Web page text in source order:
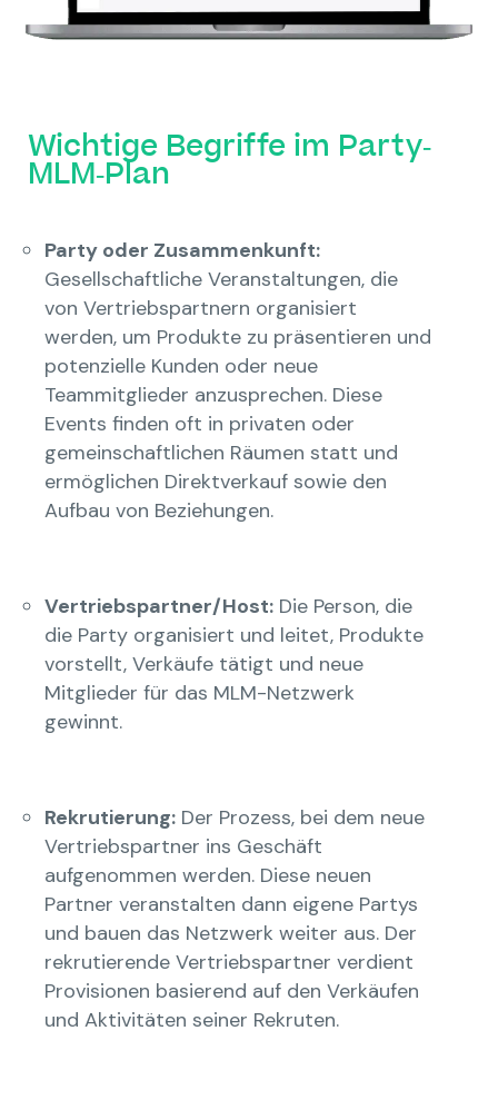
Wichtige Begriffe im Party-
MLM-Plan
Party oder Zusammenkunft:
Gesellschaftliche Veranstaltungen, die
von Vertriebspartnern organisiert
werden, um Produkte zu präsentieren und
potenzielle Kunden oder neue
Teammitglieder anzusprechen. Diese
Events finden oft in privaten oder
gemeinschaftlichen Räumen statt und
ermöglichen Direktverkauf sowie den
Aufbau von Beziehungen.
Vertriebspartner/Host: Die Person, die
die Party organisiert und leitet, Produkte
vorstellt, Verkäufe tätigt und neue
Mitglieder für das MLM-Netzwerk
gewinnt.
Rekrutierung: Der Prozess, bei dem neue
Vertriebspartner ins Geschäft
aufgenommen werden. Diese neuen
Partner veranstalten dann eigene Partys
und bauen das Netzwerk weiter aus. Der
rekrutierende Vertriebspartner verdient
Provisionen basierend auf den Verkäufen
und Aktivitäten seiner Rekruten.